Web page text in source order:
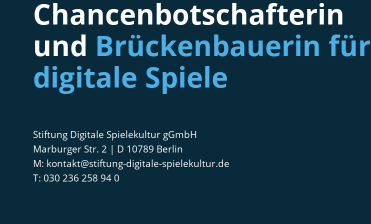
Chancenbotschafterin
und Brückenbauerin für
digitale Spiele
Stiftung Digitale Spielekultur gGmbH
Marburger Str. 2 | D 10789 Berlin
kontakt@stiftung-digitale-spielekultur.de
030 236 258 94 0